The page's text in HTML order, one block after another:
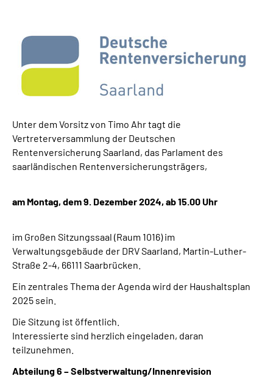
Suche
Mein Kundenportal
Unter dem Vorsitz von Timo Ahr tagt die
Vertreterversammlung der Deutschen
Rentenversicherung Saarland, das Parlament des
saarländischen Rentenversicherungsträgers,
am Montag, dem 9. Dezember 2024, ab 15.00 Uhr
im Großen Sitzungssaal (Raum 1016) im
Verwaltungsgebäude der DRV Saarland, Martin-Luther-
Straße 2-4, 66111 Saarbrücken.
Ein zentrales Thema der Agenda wird der Haushaltsplan
2025 sein.
Die Sitzung ist öffentlich.
Interessierte sind herzlich eingeladen, daran
teilzunehmen.
Abteilung 6 – Selbstverwaltung/Innenrevision